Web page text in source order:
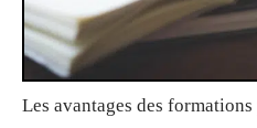
Les avantages des